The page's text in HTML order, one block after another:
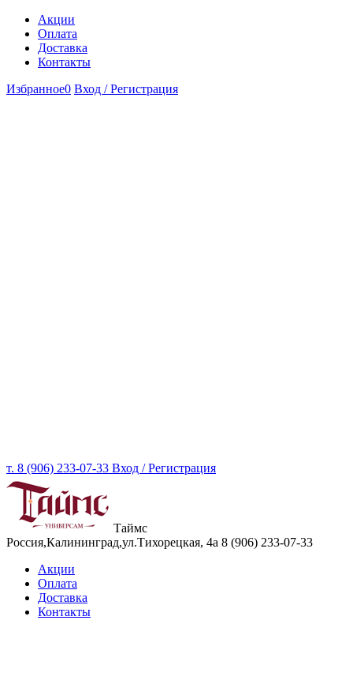
Акции
Оплата
Доставка
Контакты
Избранное0 Вход / Регистрация
т. 8 (906) 233-07-33 Вход / Регистрация
Таймс
Россия,Калининград,ул.Тихорецкая, 4а 8 (906) 233-07-33
Акции
Оплата
Доставка
Контакты